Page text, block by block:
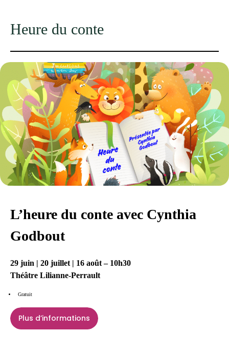
Heure du conte
L’heure du conte avec Cynthia
Godbout
29 juin | 20 juillet | 16 août – 10h30
Théâtre Lilianne-Perrault
Gratuit
Plus d’informations